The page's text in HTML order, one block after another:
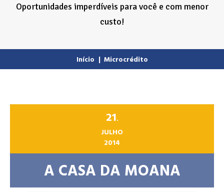
Oportunidades imperdíveis para você e com menor
custo!
Início | Microcrédito
21.
JULHO
2014
A CASA DA MOANA